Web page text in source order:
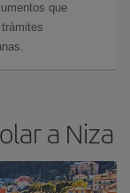
que
a Niza